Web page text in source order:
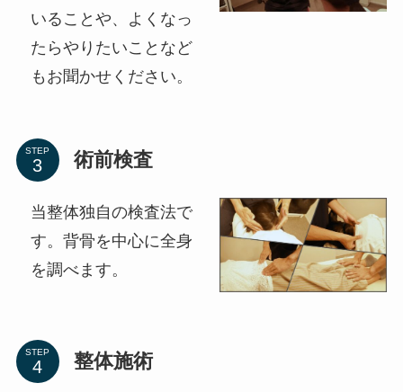
いることや、よくなっ
たらやりたいことなど
もお聞かせください。
STEP 術前検査
当整体独自の検査法で
す。背骨を中心に全身
を調べます。
STEP 整体施術